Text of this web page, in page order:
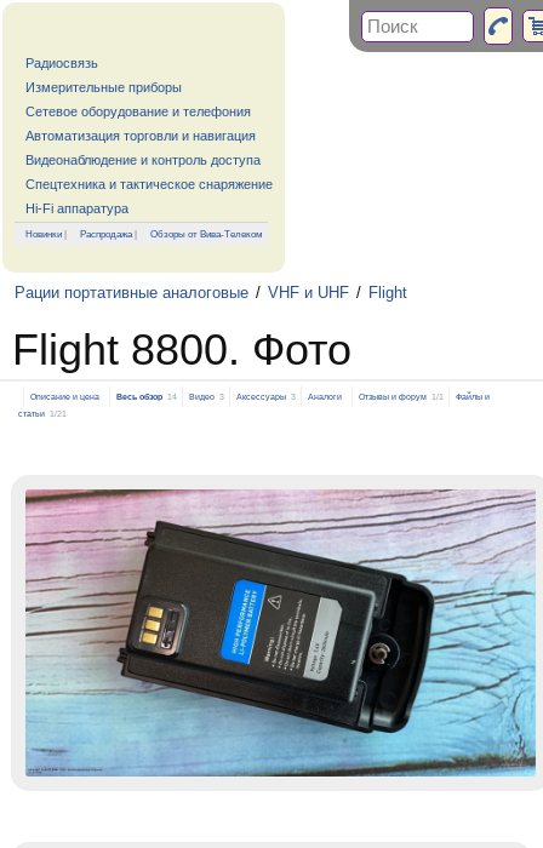
Радиосвязь
Измерительные приборы
Сетевое оборудование и телефония
Автоматизация торговли и навигация
Видеонаблюдение и контроль доступа
Спецтехника и тактическое снаряжение
Hi-Fi аппаратура
Новинки | Распродажа| Обзоры от Вива-Телеком
Рации портативные аналоговые / VHF и UHF / Flight
Flight 8800. Фото
Описание и цена Весь обзор 14 Видео 3 Аксессуары 3 Аналоги Отзывы и форум 1/1
Файлы и
статьи
1/21